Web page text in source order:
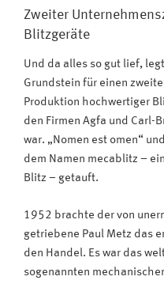
Zweiter
Blitzgeräte
Und da alles so gut lief,
Grundstein für einen
Produktion hochwertiger
den Firmen Agfa und Carl-
war. „Nomen est omen“
dem Namen mecablitz –
Blitz – getauft.
1952 brachte der von
getriebene Paul Metz das
den Handel. Es war das
sogenannten